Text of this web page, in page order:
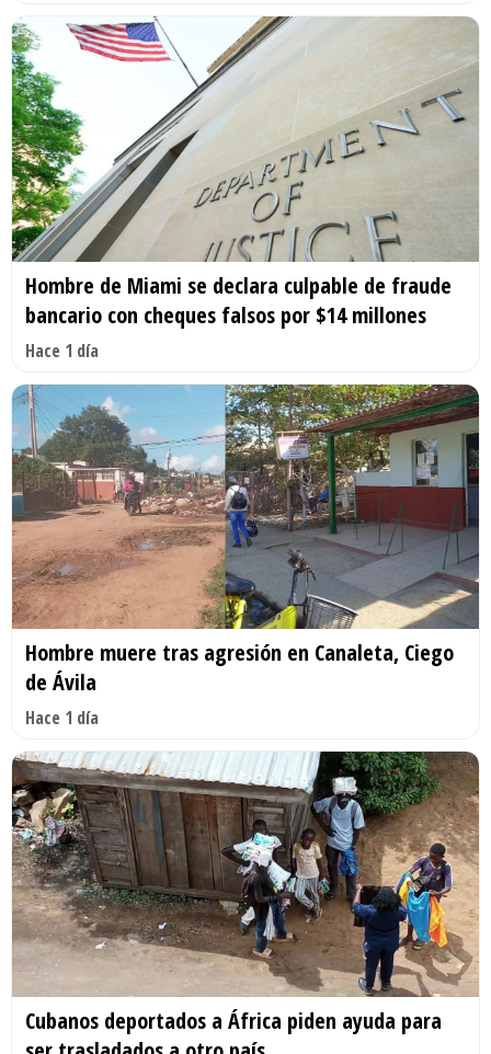
Hombre de Miami se declara culpable de fraude
bancario con cheques falsos por $14 millones
Hace 1 día
Hombre muere tras agresión en Canaleta, Ciego
de Ávila
Hace 1 día
Cubanos deportados a África piden ayuda para